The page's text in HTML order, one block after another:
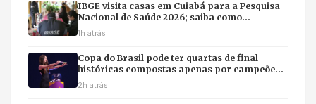
IBGE visita casas em Cuiabá para a Pesquisa
Nacional de Saúde 2026; saiba como
identificar entrevistadores
1h atrás
Copa do Brasil pode ter quartas de final
históricas compostas apenas por campeões
do torneio
2h atrás